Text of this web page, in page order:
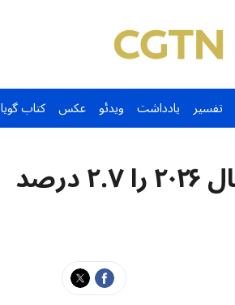
تفسیر یادداشت ویدئو عکس کتاب گویا
سازمان ملل رشد اقتصادی جهان در سال ۲۰۲۶ را ۲.۷ درصد